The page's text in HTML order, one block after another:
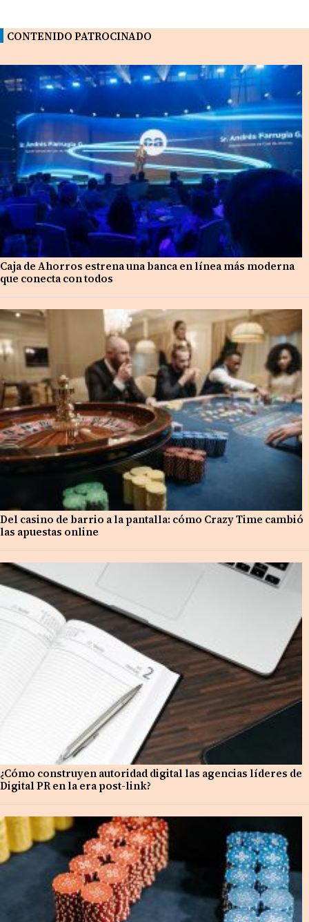
CONTENIDO PATROCINADO
Caja de Ahorros estrena una banca en línea más moderna
que conecta con todos
Del casino de barrio a la pantalla: cómo Crazy Time cambió
las apuestas online
¿Cómo construyen autoridad digital las agencias líderes de
Digital PR en la era post-link?